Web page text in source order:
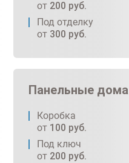
от 200 руб.
Под отделку
от 300 руб.
Панельные дома
Коробка
от 100 руб.
Под ключ
от 200 руб.